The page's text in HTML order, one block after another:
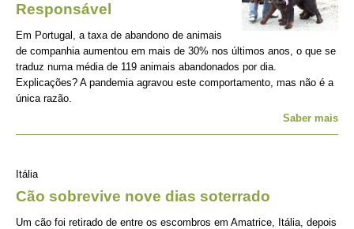
Responsável
Em Portugal, a taxa de abandono de animais
de companhia aumentou em mais de 30% nos últimos anos, o que se
traduz numa média de 119 animais abandonados por dia.
Explicações? A pandemia agravou este comportamento, mas não é a
única razão.
Saber mais
Itália
Cão sobrevive nove dias soterrado
Um cão foi retirado de entre os escombros em Amatrice, Itália, depois